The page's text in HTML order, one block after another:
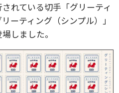
れている切手「グリーティ
ーティング（シンプル）」
しました。